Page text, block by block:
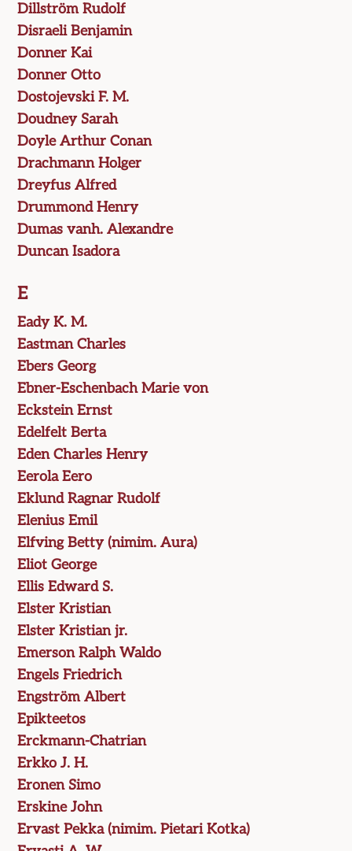
Dillström Rudolf
Disraeli Benjamin
Donner Kai
Donner Otto
Dostojevski F. M.
Doudney Sarah
Doyle Arthur Conan
Drachmann Holger
Dreyfus Alfred
Drummond Henry
Dumas vanh. Alexandre
Duncan Isadora
E
Eady K. M.
Eastman Charles
Ebers Georg
Ebner-Eschenbach Marie von
Eckstein Ernst
Edelfelt Berta
Eden Charles Henry
Eerola Eero
Eklund Ragnar Rudolf
Elenius Emil
Elfving Betty (nimim. Aura)
Eliot George
Ellis Edward S.
Elster Kristian
Elster Kristian jr.
Emerson Ralph Waldo
Engels Friedrich
Engström Albert
Epikteetos
Erckmann-Chatrian
Erkko J. H.
Eronen Simo
Erskine John
Ervast Pekka (nimim. Pietari Kotka)